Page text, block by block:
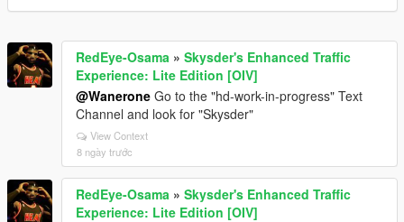
RedEye-Osama » Skysder's Enhanced Traffic
Experience: Lite Edition [OIV]
@Wanerone Go to the "hd-work-in-progress" Text
Channel and look for "Skysder"
View Context
8 ngày trước
RedEye-Osama » Skysder's Enhanced Traffic
Experience: Lite Edition [OIV]